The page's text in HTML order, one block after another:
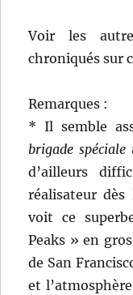
Voir les
chroniqués sur
Remarques :
* Il semble
brigade spéciale
d’ailleurs
réalisateur
voit ce
Peaks » en
de San
et